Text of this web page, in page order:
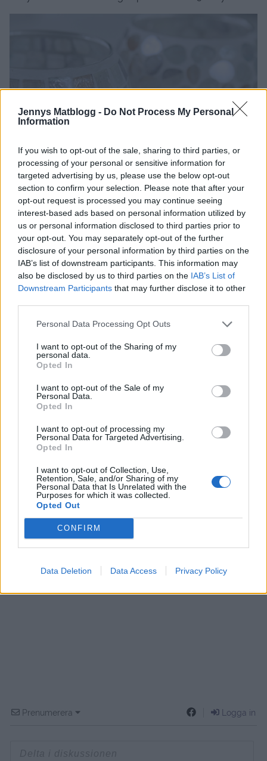
Jennys Matblogg - Do Not Process My Personal
Information
If you wish to opt-out of the sale, sharing to third parties, or
processing of your personal or sensitive information for
targeted advertising by us, please use the below opt-out
section to confirm your selection. Please note that after your
opt-out request is processed you may continue seeing
interest-based ads based on personal information utilized by
us or personal information disclosed to third parties prior to
your opt-out. You may separately opt-out of the further
disclosure of your personal information by third parties on the
IAB’s list of downstream participants. This information may
also be disclosed by us to third parties on the IAB’s List of
Downstream Participants that may further disclose it to other
Personal Data Processing Opt Outs
I want to opt-out of the Sharing of my
personal data.
Opted In
I want to opt-out of the Sale of my
Personal Data.
Opted In
I want to opt-out of processing my
Personal Data for Targeted Advertising.
Opted In
I want to opt-out of Collection, Use,
Retention, Sale, and/or Sharing of my
Personal Data that Is Unrelated with the
Purposes for which it was collected.
Opted Out
CONFIRM
Data Deletion Data Access Privacy Policy
Nu plingar ugnen från köket – dags att kolla till fläskfilen,
blev en ny middagsrätt att pröva idag.
Återkommer senare med resultatet.
0 23 JUNI, 2015
Prenumerera Logga in